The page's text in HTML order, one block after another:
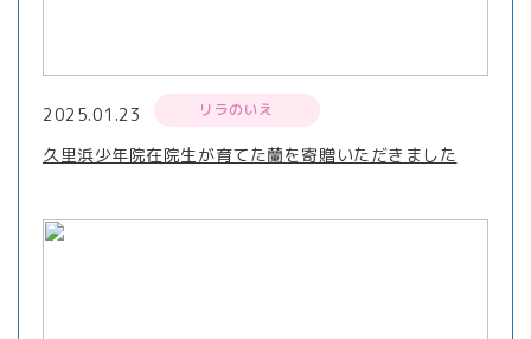
2025.01.23 リラのいえ
久里浜少年院在院生が育てた蘭を寄贈いただきました